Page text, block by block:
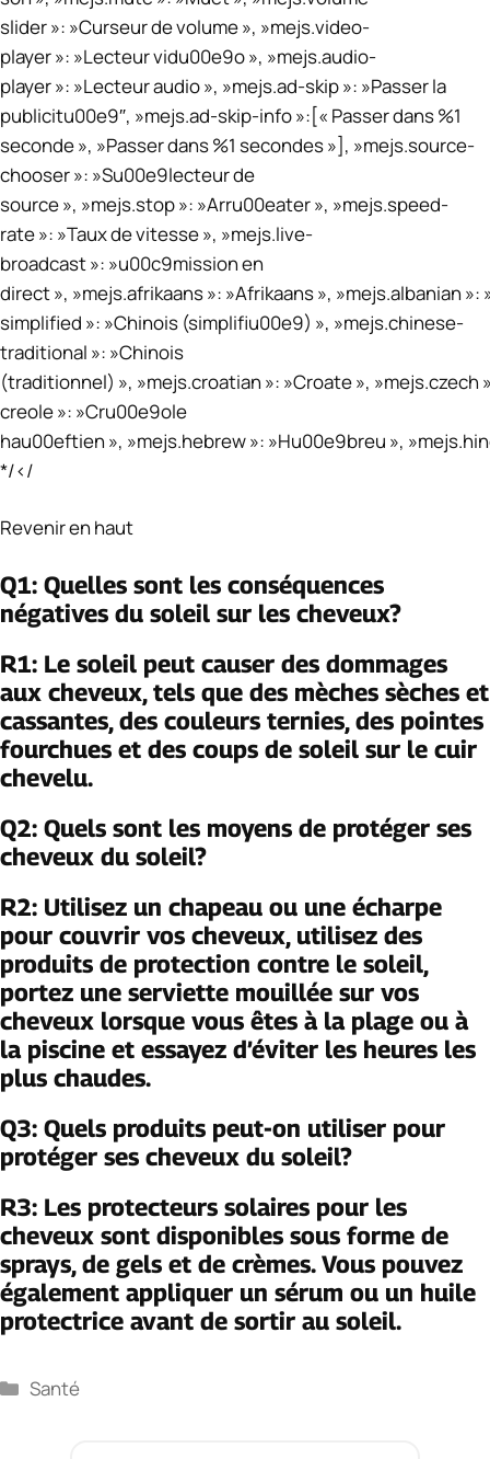
slider »: »Curseur de volume », »mejs.video-
player »: »Lecteur vidu00e9o », »mejs.audio-
player »: »Lecteur audio », »mejs.ad-skip »: »Passer la
publicitu00e9″, »mejs.ad-skip-info »:[« Passer dans %1
seconde », »Passer dans %1 secondes »], »mejs.source-
chooser »: »Su00e9lecteur de
source », »mejs.stop »: »Arru00eater », »mejs.speed-
rate »: »Taux de vitesse », »mejs.live-
broadcast »: »u00c9mission en
direct », »mejs.afrikaans »: »Afrikaans », »mejs.albanian
simplified »: »Chinois (simplifiu00e9) », »mejs.chinese-
traditional »: »Chinois
(traditionnel) », »mejs.croatian »: »Croate », »mejs.czech
creole »: »Cru00e9ole
hau00eftien », »mejs.hebrew »: »Hu00e9breu »,
*/</
Revenir en haut
Q1: Quelles sont les conséquences
négatives du soleil sur les cheveux?
R1: Le soleil peut causer des dommages
aux cheveux, tels que des mèches sèches et
cassantes, des couleurs ternies, des pointes
fourchues et des coups de soleil sur le cuir
chevelu.
Q2: Quels sont les moyens de protéger ses
cheveux du soleil?
R2: Utilisez un chapeau ou une écharpe
pour couvrir vos cheveux, utilisez des
produits de protection contre le soleil,
portez une serviette mouillée sur vos
cheveux lorsque vous êtes à la plage ou à
la piscine et essayez d’éviter les heures les
plus chaudes.
Q3: Quels produits peut-on utiliser pour
protéger ses cheveux du soleil?
R3: Les protecteurs solaires pour les
cheveux sont disponibles sous forme de
sprays, de gels et de crèmes. Vous pouvez
également appliquer un sérum ou un huile
protectrice avant de sortir au soleil.
Catégories
Santé